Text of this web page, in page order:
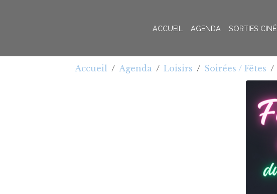
ACCUEIL AGENDA SORTIES CINÉ
Accueil Agenda Loisirs Soirées / Fêtes